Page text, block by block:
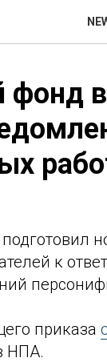
фонд
к
приказа
НПА.